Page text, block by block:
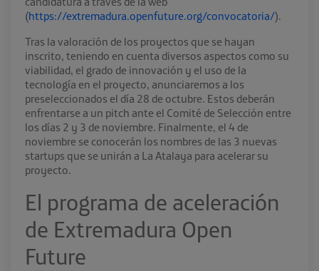
(https://extremadura.openfuture.org/convocatoria/).
Tras la valoración de los proyectos que se hayan
inscrito, teniendo en cuenta diversos aspectos como su
viabilidad, el grado de innovación y el uso de la
tecnología en el proyecto, anunciaremos a los
preseleccionados el día 28 de octubre. Estos deberán
enfrentarse a un pitch ante el Comité de Selección entre
los días 2 y 3 de noviembre. Finalmente, el 4 de
noviembre se conocerán los nombres de las 3 nuevas
startups que se unirán a La Atalaya para acelerar su
proyecto.
El programa de aceleración
de Extremadura Open
Future